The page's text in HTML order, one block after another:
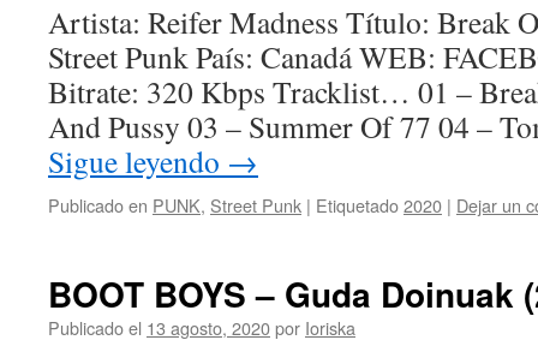
Artista: Reifer Madness Título: Break
Street Punk País: Canadá WEB:
Bitrate: 320 Kbps Tracklist… 01 –
And Pussy 03 – Summer Of 77 04 –
Sigue leyendo →
Publicado en PUNK, Street Punk | Etiquetado2020 | Dejar un
BOOT BOYS – Guda Doinuak
Publicado el 13 agosto, 2020por Ioriska